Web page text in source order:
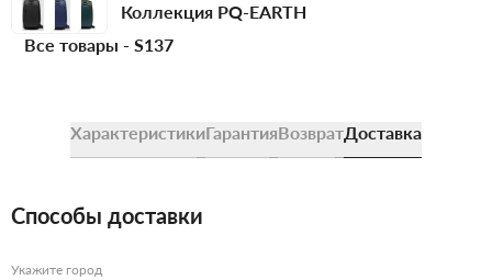
Коллекция PQ-EARTH
Все товары - S137
ХарактеристикиГарантияВозвратДоставка
Способы доставки
Укажите город